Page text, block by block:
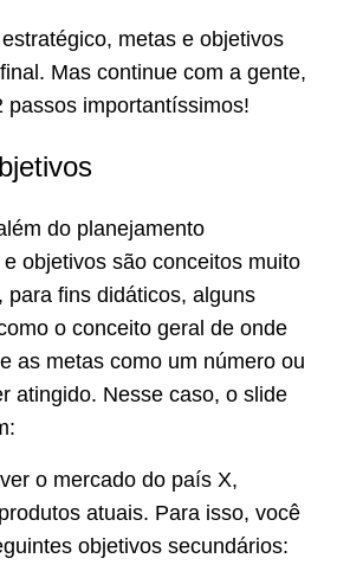
metas e objetivos
Mas continue com a gente,
passos importantíssimos!
do planejamento
objetivos são conceitos muito
para fins didáticos, alguns
o conceito geral de onde
as metas como um número ou
atingido. Nesse caso, o slide
o mercado do país X,
atuais. Para isso, você
objetivos secundários: